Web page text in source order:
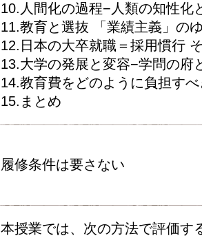
10.人間化の過程−人類の知性化
11.教育と選抜 「業績主義」の
12.日本の大卒就職＝採用慣行
13.大学の発展と変容−学問の府
14.教育費をどのように負担す
15.まとめ
履修条件は要さない
本授業では、次の方法で評価す